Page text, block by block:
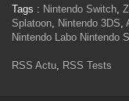
Tags : Nintendo Switch,
Splatoon, Nintendo 3DS,
Nintendo Labo Nintendo
RSS Actu, RSS Tests